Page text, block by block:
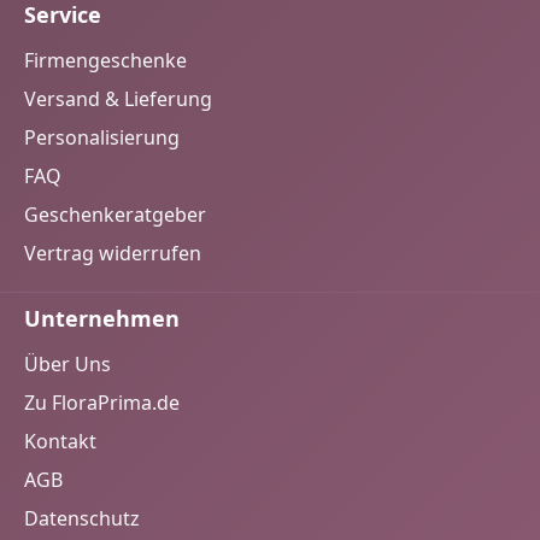
Añoranza Crianza: 13 % vol. Flascheninhalt: je 0,75 l
Villarrobledo, Spanien Spanisches Weinpräsent für
Weihnachten oder für den nächsten gemeinsamen
Abend: Dieses spanische Weinset ist eine vielseitige
aus Spanien schätzen. Hinweis: Die Weine enthalten
Sulfite. Jugendschutz: Aus Gründen des
ausschließlich an Personen über 18 Jahren ab.
Service
Firmengeschenke
Versand & Lieferung
Personalisierung
FAQ
Geschenkeratgeber
Vertrag widerrufen
Unternehmen
Über Uns
Zu FloraPrima.de
Kontakt
AGB
Datenschutz